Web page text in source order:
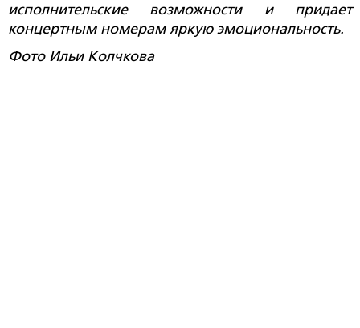
исполнительские возможности и придает
концертным номерам яркую эмоциональность.
Фото Ильи Колчкова